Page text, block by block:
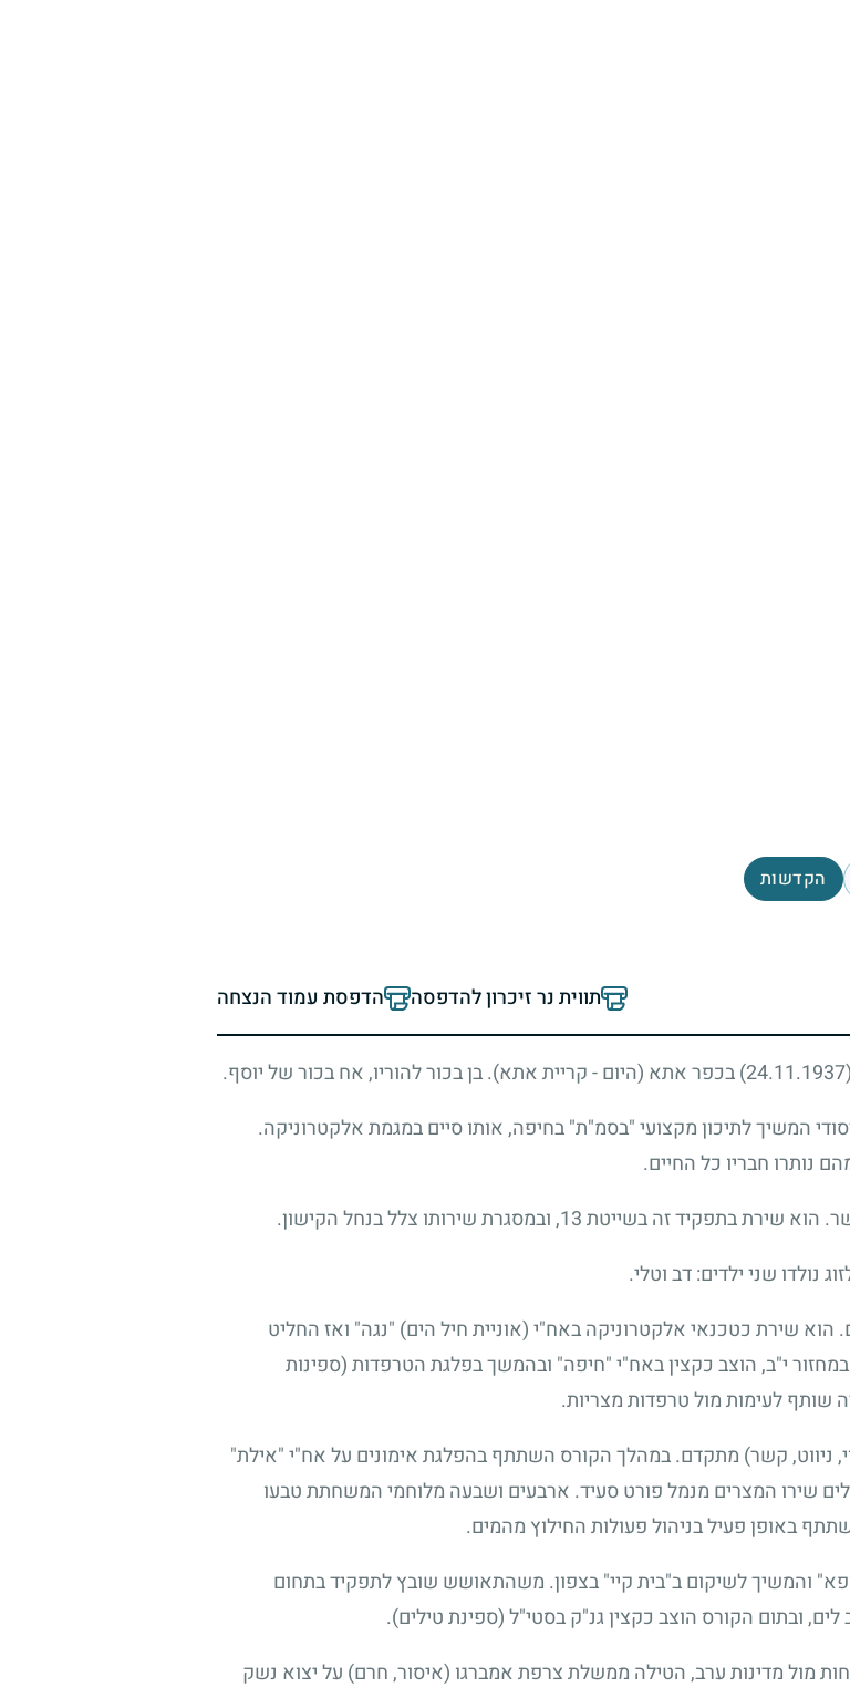
הקדשות
תווית נר זיכרון להדפסה הדפסת עמוד הנצחה
(24.11.1937)
בכפר אתא (היום - קריית אתא). בן בכור להוריו, אח בכור של יוסף.
המשיך לתיכון מקצועי "בסמ"ת" בחיפה, אותו סיים במגמת אלקטרוניקה.
נותרו חבריו כל החיים.
שירת כטכנאי אלקטרוניקה באח"י (אוניית חיל הים) "נגה" ואז החליט
י"ב, הוצב כקצין באח"י "חיפה" ובהמשך בפלגת הטרפדות (ספינות
לעימות מול טרפדות מצריות.
גנ"ק (גילוי, ניווט, קשר) מתקדם. במהלך הקורס השתתף בהפלגת אימונים על אח"י "אילת"
על ידי טילים שירו המצרים מנמל פורט סעיד. ארבעים ושבעה מלוחמי המשחתת טבעו
באופן פעיל בניהול פעולות החילוץ מהמים.
והמשיך לשיקום ב"בית קיי" בצפון. משהתאושש שובץ לתפקיד בתחום
ובתום הקורס הוצב כקצין גנ"ק בסטי"ל (ספינת טילים).
מול מדינות ערב, הטילה ממשלת צרפת אמברגו (איסור, חרם) על יצוא נשק